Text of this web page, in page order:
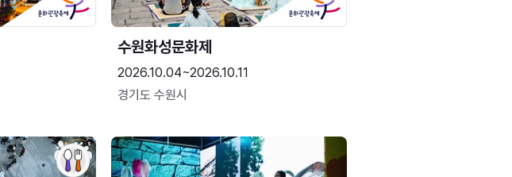
수원화성문화제
2026.10.04~2026.10.11
경기도 수원시